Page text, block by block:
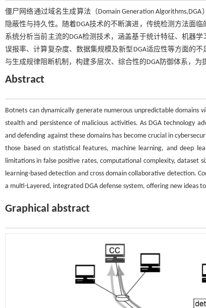
僵尸网络通过域名生成算法（Domain Generation
隐蔽性与持久性。随着DGA技术的不断演进，传统检测方法面
系统分析当前主流的DGA检测技术，涵盖基于统计特征、机器
误报率、计算复杂度、数据集规模及新型DGA适应性等方面的
与生成规律阻断机制，构建多层次、综合性的DGA防御体系，
Abstract
Botnets can dynamically generate numerous unpredictable domains
stealth and persistence of malicious activities. As DGA technology
and defending against these domains has become crucial in
those based on statistical features, machine learning, and deep
limitations in false positive rates, computational complexity, dataset
learning-based detection and cross domain collaborative detection.
a multi-Layered, integrated DGA defense system, offering new ideas
Graphical abstract